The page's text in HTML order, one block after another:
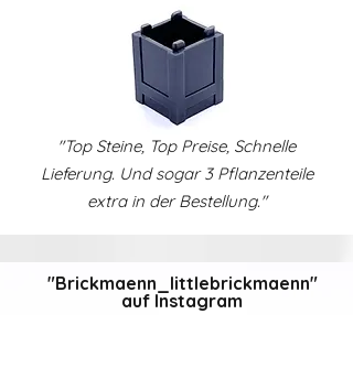
"Top Steine, Top Preise, Schnelle
Lieferung. Und sogar 3 Pflanzenteile
extra in der Bestellung."
"Brickmaenn_littlebrickmaenn"
auf Instagram